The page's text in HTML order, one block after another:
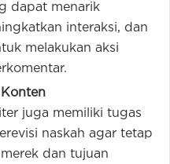
dapat menarik
interaksi, dan
melakukan aksi
juga memiliki tugas
naskah agar tetap
dan tujuan